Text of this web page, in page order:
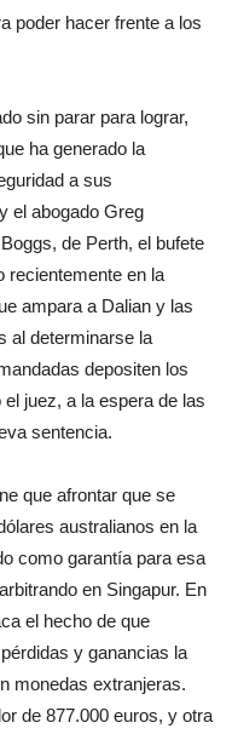
poder hacer frente a los
sin parar para lograr,
ha generado la
a sus
el abogado Greg
de Perth, el bufete
recientemente en la
ampara a Dalian y las
al determinarse la
depositen los
juez, a la espera de las
sentencia.
que afrontar que se
australianos en la
como garantía para esa
en Singapur. En
el hecho de que
y ganancias la
monedas extranjeras.
de 877.000 euros, y otra